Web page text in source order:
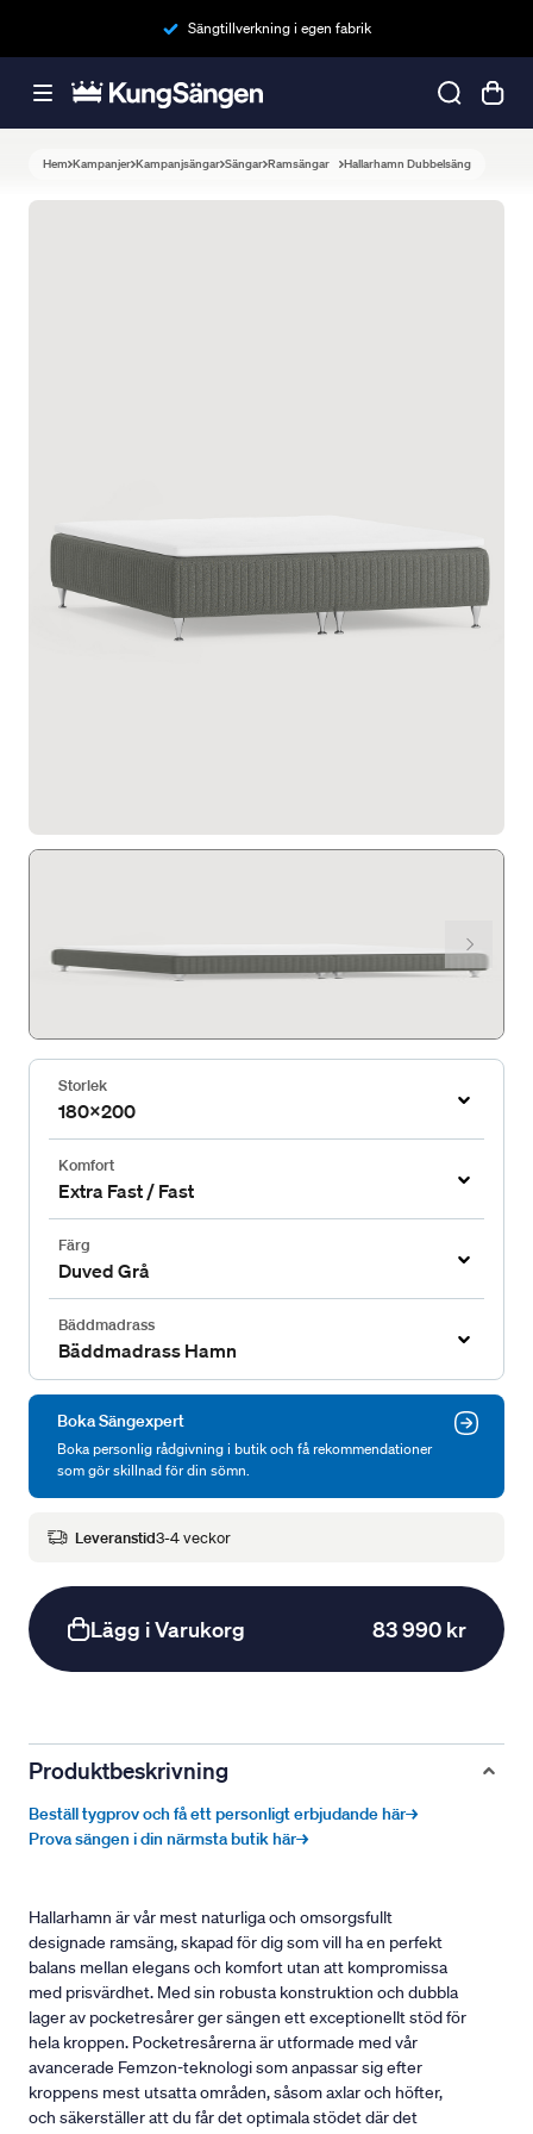
Sängtillverkning i egen fabrik
Hem Kampanjer Kampanjsängar Sängar Ramsängar Hallarhamn Dubbelsäng
Storlek
180x200
Komfort
Extra Fast / Fast
Färg
Duved Grå
Bäddmadrass
Bäddmadrass Hamn
Boka Sängexpert
Boka personlig rådgivning i butik och få rekommendationer
som gör skillnad för din sömn.
Leveranstid3-4 veckor
Lägg i Varukorg 83 990 kr
Produktbeskrivning
Beställ tygprov och få ett personligt erbjudande här→
Prova sängen i din närmsta butik här→
Hallarhamn är vår mest naturliga och omsorgsfullt
designade ramsäng, skapad för dig som vill ha en perfekt
balans mellan elegans och komfort utan att kompromissa
med prisvärdhet. Med sin robusta konstruktion och dubbla
lager av pocketresårer ger sängen ett exceptionellt stöd för
hela kroppen. Pocketresårerna är utformade med vår
avancerade Femzon-teknologi som anpassar sig efter
kroppens mest utsatta områden, såsom axlar och höfter,
och säkerställer att du får det optimala stödet där det